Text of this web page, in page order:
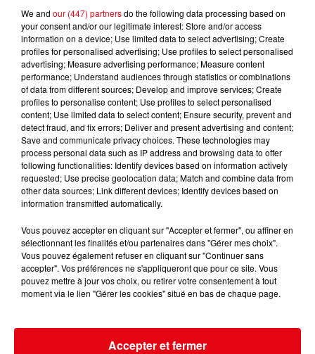
prison...
We and our (447) partnersdo the following data processing based on
your consent and/or our legitimate interest: Store and/or access
information on a device; Use limited data to select advertising; Create
profiles for personalised advertising; Use profiles to select personalised
advertising; Measure advertising performance; Measure content
performance; Understand audiences through statistics or combinations
of data from different sources; Develop and improve services; Create
profiles to personalise content; Use profiles to select personalised
content; Use limited data to select content; Ensure security, prevent and
detect fraud, and fix errors; Deliver and present advertising and content;
Save and communicate privacy choices. These technologies may
process personal data such as IP address and browsing data to offer
following functionalities: Identify devices based on information actively
requested; Use precise geolocation data; Match and combine data from
other data sources; Link different devices; Identify devices based on
information transmitted automatically.
Vous pouvez accepter en cliquant sur "Accepter et fermer", ou affiner en
sélectionnant les finalités et/ou partenaires dans "Gérer mes choix".
Vous pouvez également refuser en cliquant sur "Continuer sans
accepter". Vos préférences ne s'appliqueront que pour ce site. Vous
pouvez mettre à jour vos choix, ou retirer votre consentement à tout
moment via le lien "Gérer les cookies" situé en bas de chaque page.
Accepter et fermer